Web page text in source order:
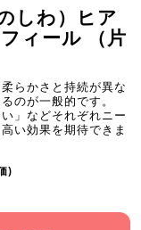
しわ）ヒア
ィール （片
らかさと持続が異な
のが一般的です。
」などそれぞれニー
い効果を期待できま
)